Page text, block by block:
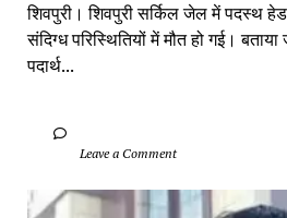
शिवपुरी। शिवपुरी सर्किल जेल में पदस्थ
संदिग्ध परिस्थितियों में मौत हो गई।
पदार्थ...
		Leave a Comment